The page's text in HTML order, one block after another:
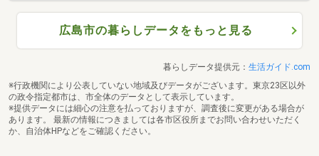
広島市の暮らしデータをもっと見る
暮らしデータ提供元： 生活ガイド.com
※行政機関により公表していない地域及びデータがございます。東京23区以外
の政令指定都市は、市全体のデータとして表示しています。
※提供データには細心の注意を払っておりますが、調査後に変更がある場合が
あります。 最新の情報につきましては各市区役所までお問い合わせいただく
か、自治体HPなどをご確認ください。